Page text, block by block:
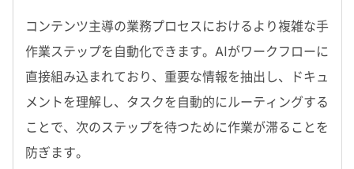
コンテンツ主導の業務プロセスにおけるより複雑な手
作業ステップを自動化できます。 AIがワークフローに
直接組み込まれており、重要な情報を抽出し、ドキュ
メントを理解し、タスクを自動的にルーティングする
ことで、次のステップを待つために作業が滞ることを
防ぎます。